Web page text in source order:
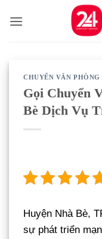
qua
CHUYỂN VĂN PHÒNG
Gọi Chuyển
Bè Dịch Vụ
Huyện Nhà Bè,
sự phát triển